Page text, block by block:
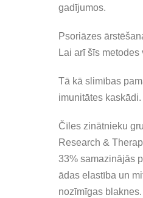
gadījumos.
Psoriāzes
Lai arī šīs
Tā kā slimības
imunitātes
Čīles zinātnieku
Research &
33% samazinājās
ādas elastība un
nozīmīgas blaknes.